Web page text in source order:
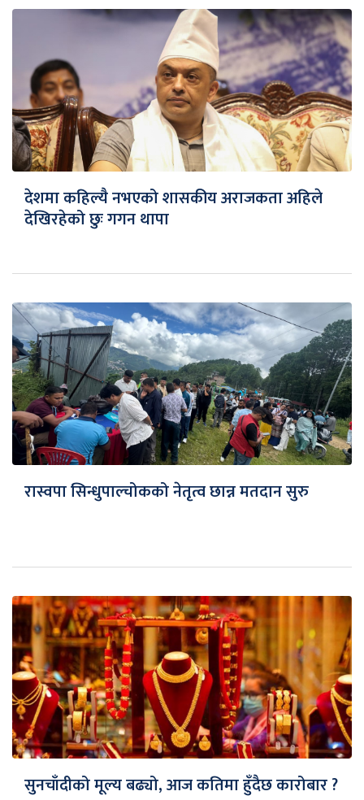
देशमा कहिल्यै नभएको शासकीय अराजकता अहिले
देखिरहेको छुः गगन थापा
रास्वपा सिन्धुपाल्चोकको नेतृत्व छान्न मतदान सुरु
सुनचाँदीको मूल्य बढ्यो, आज कतिमा हुँदैछ कारोबार ?